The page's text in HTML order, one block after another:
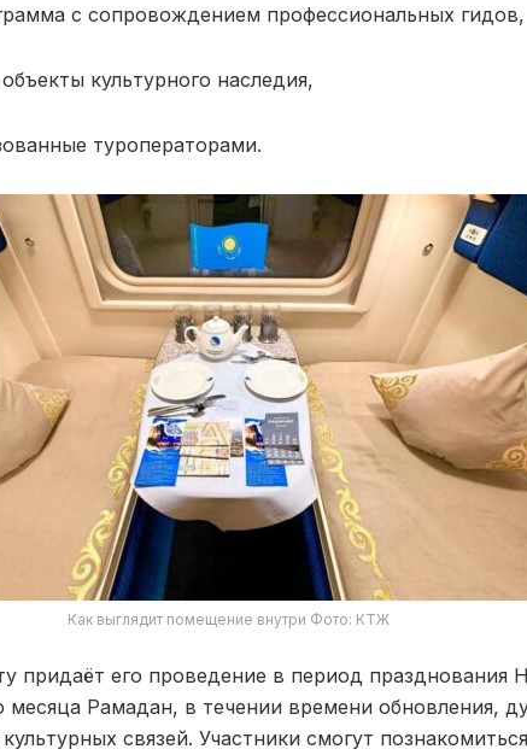
с сопровождением профессиональных гидов,
культурного наследия,
туроператорами.
Как выглядит помещение внутри Фото: КТЖ
придаёт его проведение в период празднования
месяца Рамадан, в течении времени обновления,
связей. Участники смогут